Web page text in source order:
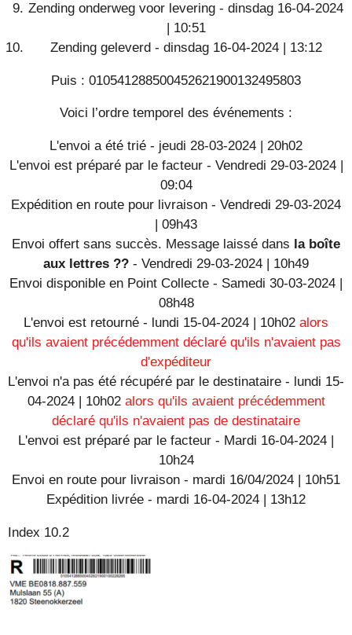
Zending onderweg voor levering - dinsdag 16-04-2024
| 10:51
Zending geleverd - dinsdag 16-04-2024 | 13:12
Puis : 010541288500452621900132495803
Voici l’ordre temporel des événements :
L'envoi a été trié - jeudi 28-03-2024 | 20h02
L'envoi est préparé par le facteur - Vendredi 29-03-2024 |
09:04
Expédition en route pour livraison - Vendredi 29-03-2024
| 09h43
Envoi offert sans succès. Message laissé dans la boîte
aux lettres ?? - Vendredi 29-03-2024 | 10h49
Envoi disponible en Point Collecte - Samedi 30-03-2024 |
08h48
L'envoi est retourné - lundi 15-04-2024 | 10h02 alors
qu'ils avaient précédemment déclaré qu'ils n'avaient pas
d'expéditeur
L'envoi n'a pas été récupéré par le destinataire - lundi 15-
04-2024 | 10h02 alors qu'ils avaient précédemment
déclaré qu'ils n'avaient pas de destinataire
L'envoi est préparé par le facteur - Mardi 16-04-2024 |
10h24
Envoi en route pour livraison - mardi 16/04/2024 | 10h51
Expédition livrée - mardi 16-04-2024 | 13h12
Index 10.2